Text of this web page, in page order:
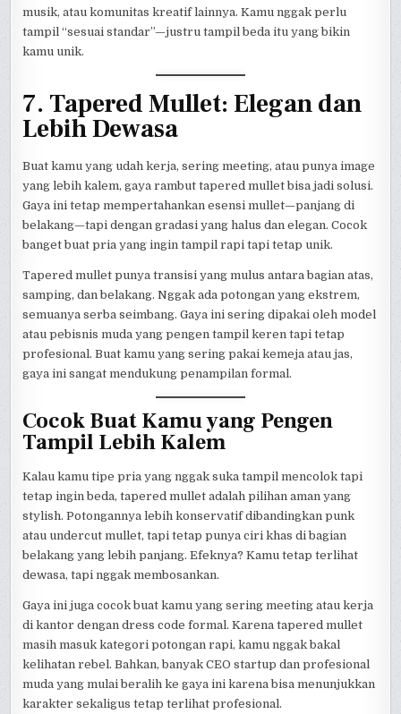
musik, atau komunitas kreatif lainnya. Kamu nggak perlu
tampil “sesuai standar”—justru tampil beda itu yang bikin
kamu unik.
7. Tapered Mullet: Elegan dan
Lebih Dewasa
Buat kamu yang udah kerja, sering meeting, atau punya image
yang lebih kalem, gaya rambut tapered mullet bisa jadi solusi.
Gaya ini tetap mempertahankan esensi mullet—panjang di
belakang—tapi dengan gradasi yang halus dan elegan. Cocok
banget buat pria yang ingin tampil rapi tapi tetap unik.
Tapered mullet punya transisi yang mulus antara bagian atas,
samping, dan belakang. Nggak ada potongan yang ekstrem,
semuanya serba seimbang. Gaya ini sering dipakai oleh model
atau pebisnis muda yang pengen tampil keren tapi tetap
profesional. Buat kamu yang sering pakai kemeja atau jas,
gaya ini sangat mendukung penampilan formal.
Cocok Buat Kamu yang Pengen
Tampil Lebih Kalem
Kalau kamu tipe pria yang nggak suka tampil mencolok tapi
tetap ingin beda, tapered mullet adalah pilihan aman yang
stylish. Potongannya lebih konservatif dibandingkan punk
atau undercut mullet, tapi tetap punya ciri khas di bagian
belakang yang lebih panjang. Efeknya? Kamu tetap terlihat
dewasa, tapi nggak membosankan.
Gaya ini juga cocok buat kamu yang sering meeting atau kerja
di kantor dengan dress code formal. Karena tapered mullet
masih masuk kategori potongan rapi, kamu nggak bakal
kelihatan rebel. Bahkan, banyak CEO startup dan profesional
muda yang mulai beralih ke gaya ini karena bisa menunjukkan
karakter sekaligus tetap terlihat profesional.